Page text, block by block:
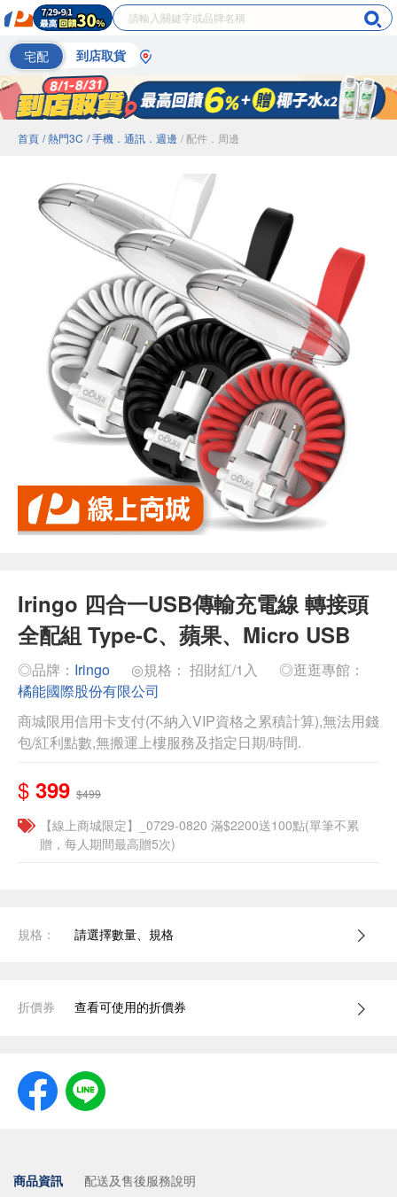
宅配 到店取貨
首頁 / 熱門3C / 手機．通訊．週邊 / 配件．周邊
Iringo 四合一USB傳輸充電線 轉接頭
全配組 Type-C、蘋果、Micro USB
◎品牌： Iringo ◎規格： 招財紅/1入
◎逛逛專館：
橘能國際股份有限公司
商城限用信用卡支付(不納入VIP資格之累積計算),無法用錢
包/紅利點數,無搬運上樓服務及指定日期/時間.
$ 399 $499
【線上商城限定】_0729-0820 滿$2200送100點(單筆不累
贈，每人期間最高贈5次)
規格： 請選擇數量、規格
折價券 查看可使用的折價券
商品資訊 配送及售後服務說明